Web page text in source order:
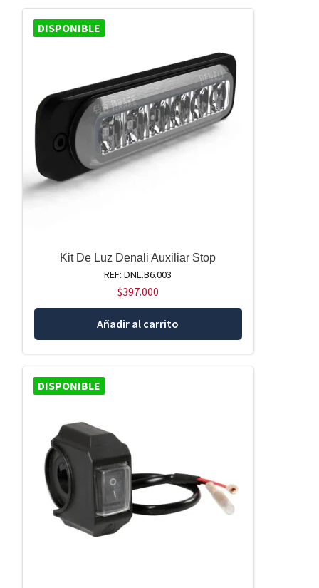
DISPONIBLE
Kit De Luz Denali Auxiliar Stop
REF: DNL.B6.003
$397.000
Añadir al carrito
DISPONIBLE